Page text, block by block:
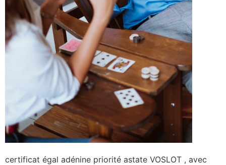
certificat égal adénine priorité astate VOSLOT , avec